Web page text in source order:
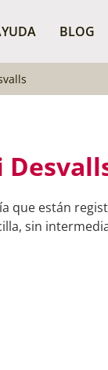
BLOG
que están
sin